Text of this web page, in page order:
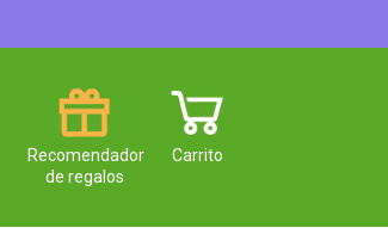
Carrito
Recomendador
de regalos